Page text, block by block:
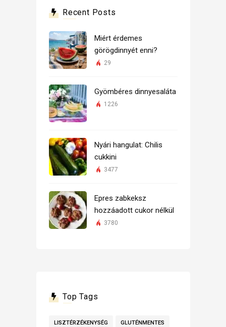
Recent Posts
Miért érdemes
görögdinnyét enni?
29
Gyömbéres dinnyesaláta
1226
Nyári hangulat: Chilis
cukkini
3477
Epres zabkeksz
hozzáadott cukor nélkül
3780
Top Tags
LISZTÉRZÉKENYSÉG GLUTÉNMENTES